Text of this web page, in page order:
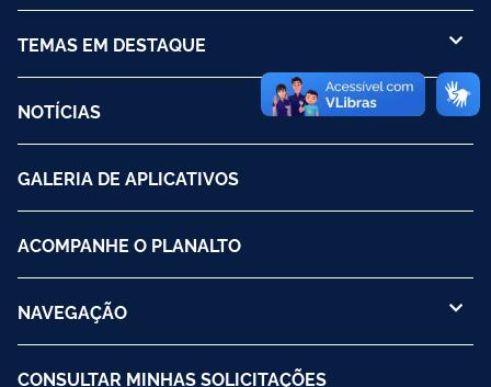
TEMAS EM DESTAQUE
NOTÍCIAS
GALERIA DE APLICATIVOS
ACOMPANHE O PLANALTO
NAVEGAÇÃO
CONSULTAR MINHAS SOLICITAÇÕES